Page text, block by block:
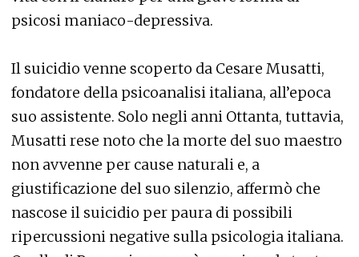
psicosi maniaco-depressiva.
Il suicidio venne scoperto da Cesare Musatti,
fondatore della psicoanalisi italiana, all’epoca
suo assistente. Solo negli anni Ottanta, tuttavia,
Musatti rese noto che la morte del suo maestro
non avvenne per cause naturali e, a
giustificazione del suo silenzio, affermò che
nascose il suicidio per paura di possibili
ripercussioni negative sulla psicologia italiana.